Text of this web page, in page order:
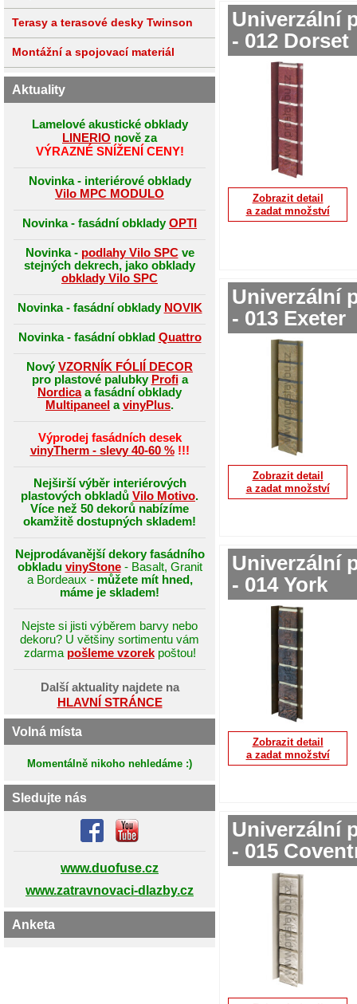
Univerzální
- 012 Dorset
Zobrazit detail
a zadat množství
Univerzální
- 013 Exeter
Zobrazit detail
a zadat množství
Univerzální
- 014 York
Zobrazit detail
a zadat množství
Univerzální
- 015
Terasy a terasové desky Twinson
Montážní a spojovací materiál
Aktuality
Lamelové akustické obklady
LINERIO nově za
VÝRAZNÉ SNÍŽENÍ CENY!
Novinka - interiérové obklady
Vilo MPC MODULO
Novinka - fasádní obklady OPTI
Novinka - podlahy Vilo SPCve
stejných dekrech, jako obklady
obklady Vilo SPC
Novinka - fasádní obklady NOVIK
Novinka - fasádní obklad Quattro
Nový VZORNÍK FÓLIÍ DECOR
pro plastové palubky Profia
Nordicaa fasádní obklady
Multipaneel avinyPlus.
Výprodej fasádních desek
vinyTherm - slevy 40-60 %!!!
Nejširší výběr interiérových
plastových obkladů Vilo Motivo.
Více než 50 dekorů nabízíme
okamžitě dostupných skladem!
Nejprodávanější dekory fasádního
obkladu vinyStone- Basalt, Granit
a Bordeaux - můžete mít hned,
máme je skladem!
Nejste si jisti výběrem barvy nebo
dekoru? U většiny sortimentu vám
zdarma pošleme vzorekpoštou!
Další aktuality najdete na
HLAVNÍ STRÁNCE
Volná místa
Momentálně nikoho nehledáme :)
Sledujte nás
www.duofuse.cz
www.zatravnovaci-dlazby.cz
Anketa